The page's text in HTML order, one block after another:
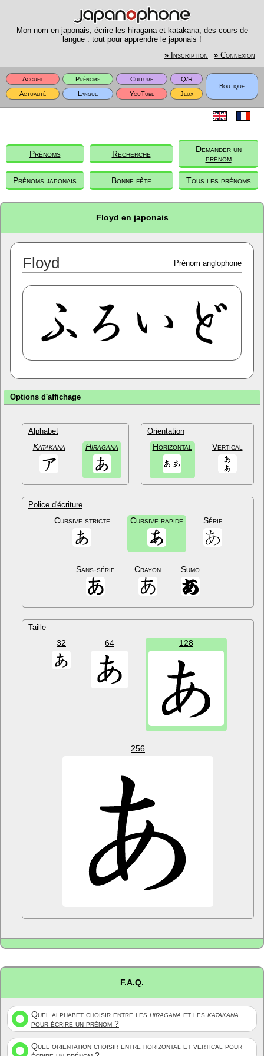
Mon nom en japonais, écrire les hiragana et katakana, des cours de
langue : tout pour apprendre le japonais !
» Inscription » Connexion
Accueil Prénoms Culture
Q/R
Boutique
Actualité
Langue YouTube Jeux
Prénoms Recherche
Demander un
prénom
Prénoms japonais Bonne fête Tous les prénoms
Floyd en japonais
Floyd Prénom anglophone
Options d'affichage
Alphabet
Katakana Hiragana
Orientation
Horizontal Vertical
Police d'écriture
Cursive stricte Cursive rapide Sérif
Sans-sérif Crayon Sumo
Taille
32 64 128
256
F.A.Q.
Quel alphabet choisir entre les hiragana et les katakana
pour écrire un prénom ?
Quel orientation choisir entre horizontal et vertical pour